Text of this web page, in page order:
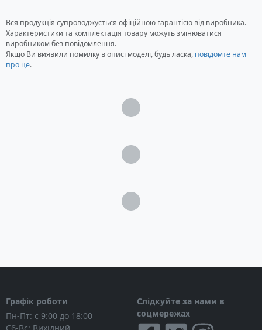
Вся продукція супроводжується офіційною гарантією від виробника.
Характеристики та комплектація товару можуть змінюватися
виробником без повідомлення.
Якщо Ви виявили помилку в описі моделі, будь ласка, повідомте нам
про це.
Загрузка...
Загрузка...
Загрузка...
Графік роботи
Пн-Пт: с 9:00 до 18:00
Слідкуйте за нами в
соцмережах